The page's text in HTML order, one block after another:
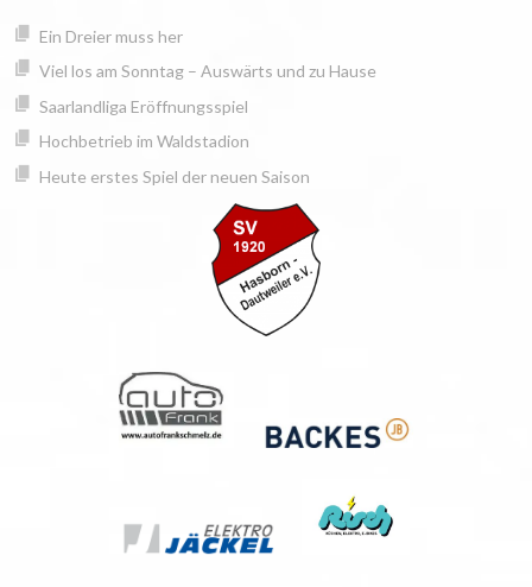
springen
zum
Inhalt
Ein Dreier muss her
Viel los am Sonntag – Auswärts und zu Hause
Saarlandliga Eröffnungsspiel
Hochbetrieb im Waldstadion
Heute erstes Spiel der neuen Saison